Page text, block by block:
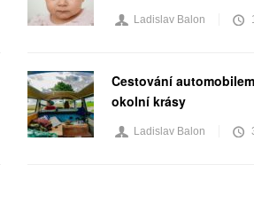
Ladislav Balon
Cestování
okolní krásy
Ladislav Balon